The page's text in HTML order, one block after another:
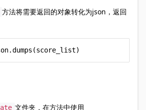
方法将需要返回的对象转化为json，返回
文件夹，在方法中使用